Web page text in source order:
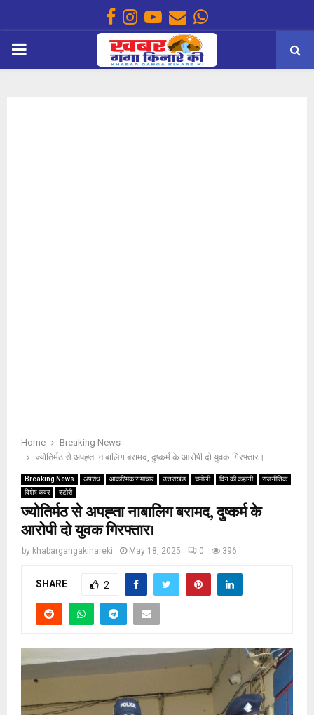
Facebook
Instagram
Youtube
EmailWhatsapp
PRIMARY
Home
Breaking News
ज्योतिर्मठ से अपह्ता नाबालिग बरामद, दुष्कर्म के आरोपी दो युवक गिरफ्तार।
Breaking News अपराध आकस्मिक समाचार उत्तराखंड चमोली दिन की कहानी
राजनीतिक
विशेष कवर
स्टोरी
ज्योतिर्मठ से अपह्ता नाबालिग बरामद, दुष्कर्म के
आरोपी दो युवक गिरफ्तार।
by khabargangakinareki May 18, 2025 0 396
SHARE 2